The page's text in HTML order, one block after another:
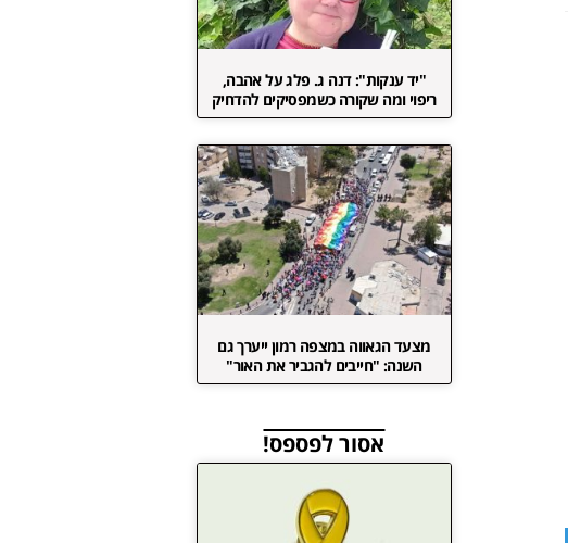
"יד ענקות": דנה ג. פלג על אהבה,
ריפוי ומה שקורה כשמפסיקים להדחיק
מצעד הגאווה במצפה רמון ייערך גם
השנה: "חייבים להגביר את האור"
אסור לפספס!